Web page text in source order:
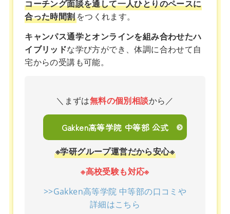
コーチング面談を通して一人ひとりのペースに
合った時間割をつくれます。
キャンパス通学とオンラインを組み合わせたハ
イブリッドな学び方ができ、体調に合わせて自
宅からの受講も可能。
＼まずは無料の個別相談から／
Gakken高等学院 中等部 公式
※学研グループ運営だから安心※
※高校受験も対応※
>>Gakken高等学院 中等部の口コミや
詳細はこちら